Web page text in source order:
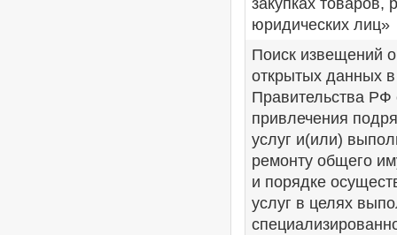
юридических лиц»
Поиск извещений
открытых данных
Правительства
привлечения
услуг и(или)
ремонту общего
и порядке
услуг в целях